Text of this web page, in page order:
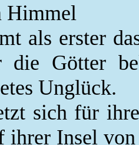
Himmel
als erster
die Götter
Unglück.
sich für
ihrer Insel